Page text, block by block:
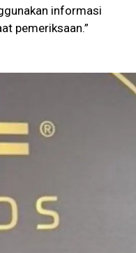
informasi
pemeriksaan.”